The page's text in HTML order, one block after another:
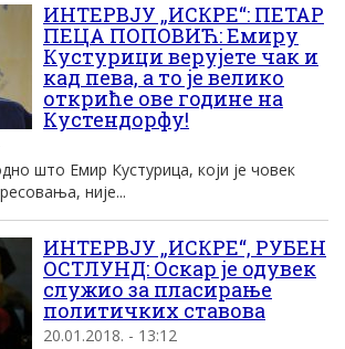
ИНТЕРВЈУ „ИСКРЕ“: ПЕТАР
ПЕЦА ПОПОВИЋ: Емиру
Кустурици верујете чак и
кад пева, а то је велико
откриће ове године на
Кустендорфу!
што Емир Кустурица, који је човек
није...
ИНТЕРВЈУ „ИСКРЕ“, РУБЕН
ОСТЛУНД: Оскар је одувек
служио за пласирање
политичких ставова
20.01.2018. - 13:12